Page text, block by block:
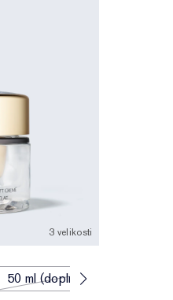
3 velikosti
50 ml (doplňování)